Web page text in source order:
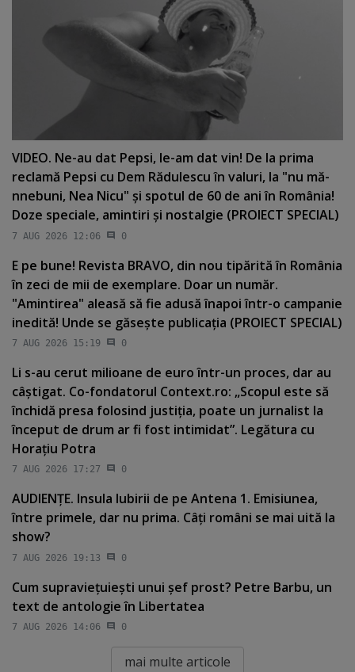
VIDEO. Ne-au dat Pepsi, le-am dat vin! De la prima
reclamă Pepsi cu Dem Rădulescu în valuri, la "nu mă-
nnebuni, Nea Nicu" şi spotul de 60 de ani în România!
Doze speciale, amintiri şi nostalgie (PROIECT SPECIAL)
7 AUG 2026 12:06 0
E pe bune! Revista BRAVO, din nou tipărită în România
în zeci de mii de exemplare. Doar un număr.
"Amintirea" aleasă să fie adusă înapoi într-o campanie
inedită! Unde se găseşte publicaţia (PROIECT SPECIAL)
7 AUG 2026 15:19 0
Li s-au cerut milioane de euro într-un proces, dar au
câştigat. Co-fondatorul Context.ro: „Scopul este să
închidă presa folosind justiţia, poate un jurnalist la
început de drum ar fi fost intimidat”. Legătura cu
Horaţiu Potra
7 AUG 2026 17:27 0
AUDIENŢE. Insula Iubirii de pe Antena 1. Emisiunea,
între primele, dar nu prima. Câţi români se mai uită la
show?
7 AUG 2026 19:13 0
Cum supravieţuieşti unui şef prost? Petre Barbu, un
text de antologie în Libertatea
7 AUG 2026 14:06 0
mai multe articole